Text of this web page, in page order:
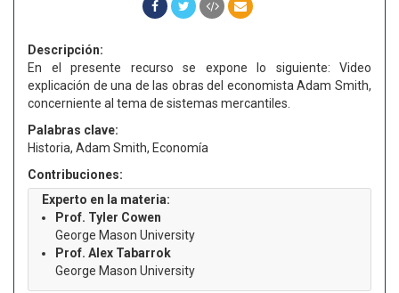
Descripción:
En el presente recurso se expone lo siguiente: Video
explicación de una de las obras del economista Adam Smith,
concerniente al tema de sistemas mercantiles.
Palabras clave:
Historia, Adam Smith, Economía
Contribuciones:
Experto en la materia:
Prof. Tyler Cowen
George Mason University
Prof. Alex Tabarrok
George Mason University